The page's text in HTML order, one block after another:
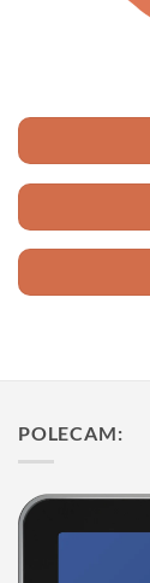
POLECAM: